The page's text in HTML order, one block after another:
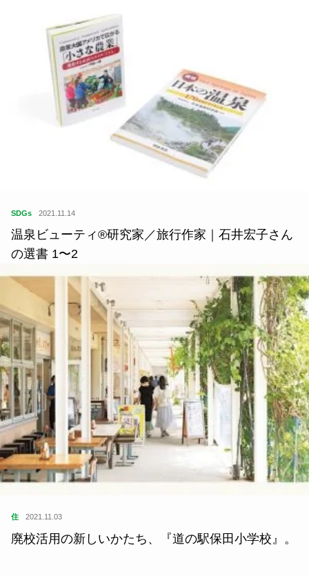
SDGs 2021.11.14
温泉ビューティ®研究家／旅行作家｜石井宏子さん
の選書 1〜2
住 2021.11.03
廃校活用の新しいかたち、『道の駅保田小学校』。